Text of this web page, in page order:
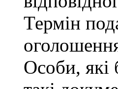
Термін
Особи, які